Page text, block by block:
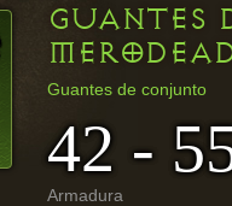
GUANTES
Guantes de conjunto
42 -
Armadura